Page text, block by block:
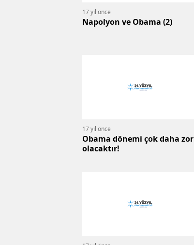
17 yıl önce
Napolyon ve Obama (2)
17 yıl önce
Obama dönemi çok daha zor
olacaktır!